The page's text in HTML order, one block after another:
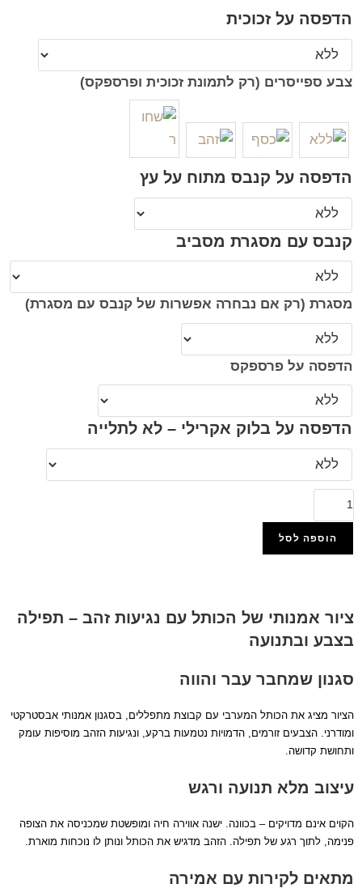
הדפסה על זכוכית
צבע ספייסרים (רק לתמונת זכוכית ופרספקס)
הדפסה על קנבס מתוח על עץ
קנבס עם מסגרת מסביב
מסגרת (רק אם נבחרה אפשרות של קנבס עם מסגרת)
הדפסה על פרספקס
הדפסה על בלוק אקרילי – לא לתלייה
הוספה לסל
ציור אמנותי של הכותל עם נגיעות זהב – תפילה
בצבע ובתנועה
סגנון שמחבר עבר והווה
הציור מציג את הכותל המערבי עם קבוצת מתפללים, בסגנון אמנותי אבסטרקטי
ומודרני. הצבעים זורמים, הדמויות נטמעות ברקע, ונגיעות הזהב מוסיפות עומק
ותחושת קדושה.
עיצוב מלא תנועה ורגש
הקוים אינם מדויקים – בכוונה. ישנה אווירה חיה ומופשטת שמכניסה את הצופה
פנימה, לתוך רגע של תפילה. הזהב מדגיש את הכותל ונותן לו נוכחות מוארת.
מתאים לקירות עם אמירה